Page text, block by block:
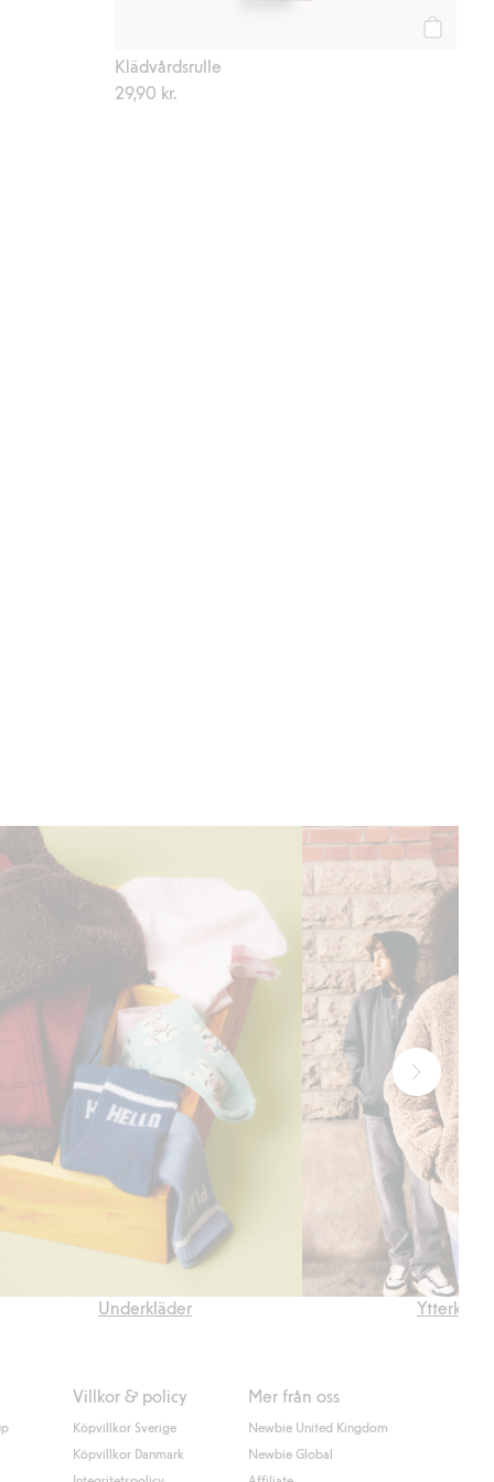
Klädvårdsrulle
29,90 kr.
Underkläder
Villkor & policy
Köpvillkor Sverige
Köpvillkor Danmark
Mer från oss
Newbie United Kingdom
Newbie Global